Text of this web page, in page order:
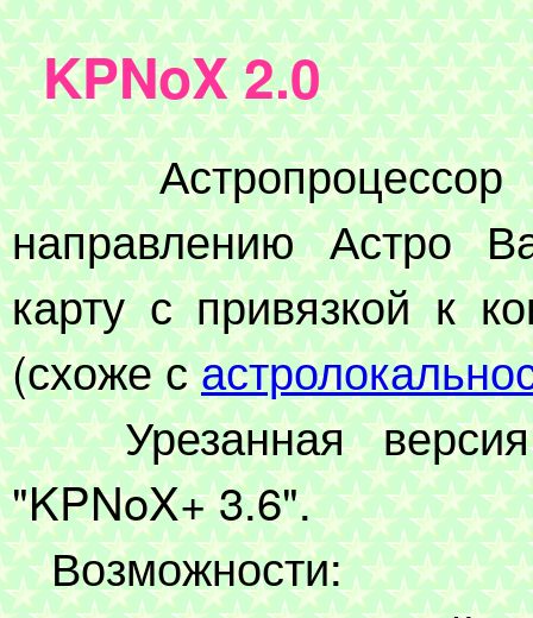
KPNoX 2.0
Астропроцессор
направлению Астро
карту с привязкой к
(схоже с
Урезанная версия
"KPNoX+ 3.6".
Возможности: